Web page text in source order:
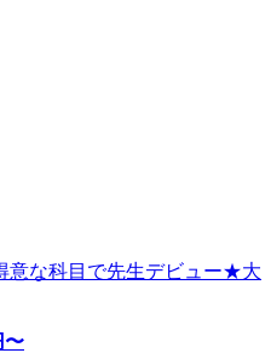
意な科目で先生デビュー★大
〜